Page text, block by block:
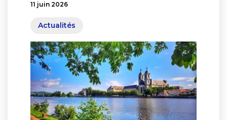
11 juin 2026
Actualités